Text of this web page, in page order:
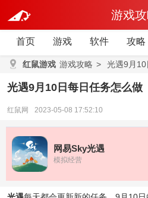
游戏
首页 游戏 软件 攻略
红鼠游戏 游戏攻略 > 光遇9月
光遇9月10日每日任务怎么做
红鼠网 2023-05-08 17:52:10
网易Sky光遇
模拟经营